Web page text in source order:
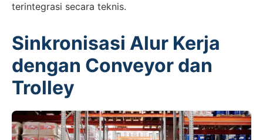
terintegrasi secara teknis.
Sinkronisasi Alur Kerja
dengan Conveyor dan
Trolley